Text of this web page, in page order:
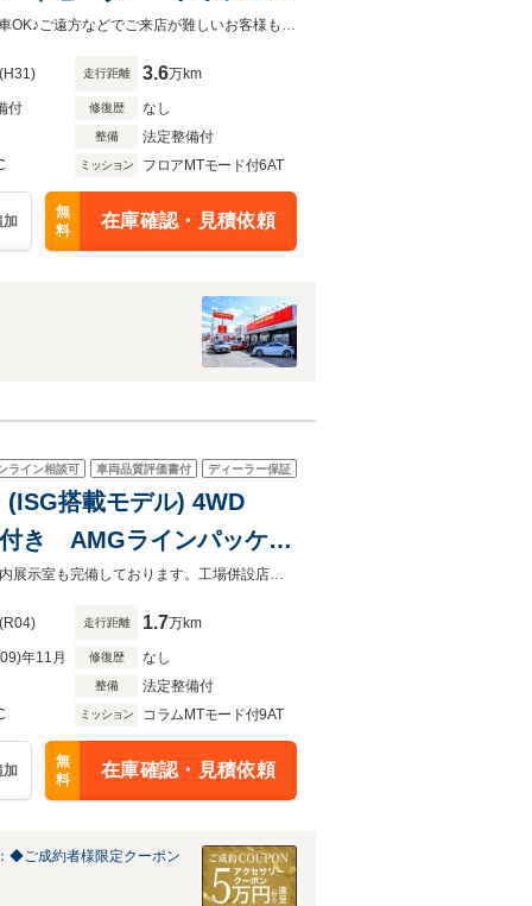
ブラウンレザーシート！内外装共に状態の良いおススメの１台です！全国販売納車OK♪ご遠方などでご来店が難しいお客様もお気軽にご相談下さい！詳しくは0120-62-1031まで！
(H31) 走行距離 3.6万km
付 修復歴 なし
整備
法定整備付
ミッション フロアMTモード付6AT
無
料
在庫確認・見積依頼
ライン相談可 車両品質評価書付 ディーラー保証
搭載モデル) 4WD
き AMGラインパッケー
ターサラウンドサウンド
ーダーセーフティ
オートローンは実質年率1.9%、お支払回数最大120回まで！屋根付き駐車場・屋内展示室も完備しております。工場併設店舗の為アフターフォローもお任せ下さい！
(R04) 走行距離 1.7万km
年11月 修復歴 なし
整備
法定整備付
ミッション コラムMTモード付9AT
無
料
在庫確認・見積依頼
◆ご成約者様限定クーポン